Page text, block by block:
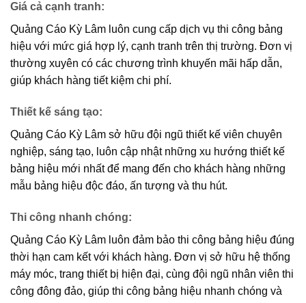
Giá cả cạnh tranh:
Quảng Cáo Kỳ Lâm luôn cung cấp dịch vụ thi công bảng
hiệu với mức giá hợp lý, cạnh tranh trên thị trường. Đơn vị
thường xuyên có các chương trình khuyến mãi hấp dẫn,
giúp khách hàng tiết kiệm chi phí.
Thiết kế sáng tạo:
Quảng Cáo Kỳ Lâm sở hữu đội ngũ thiết kế viên chuyên
nghiệp, sáng tạo, luôn cập nhật những xu hướng thiết kế
bảng hiệu mới nhất để mang đến cho khách hàng những
mẫu bảng hiệu độc đáo, ấn tượng và thu hút.
Thi công nhanh chóng:
Quảng Cáo Kỳ Lâm luôn đảm bảo thi công bảng hiệu đúng
thời hạn cam kết với khách hàng. Đơn vị sở hữu hệ thống
máy móc, trang thiết bị hiện đại, cùng đội ngũ nhân viên thi
công đông đảo, giúp thi công bảng hiệu nhanh chóng và